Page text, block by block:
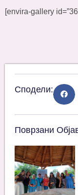
[envira-gallery
Сподели:
Поврзани